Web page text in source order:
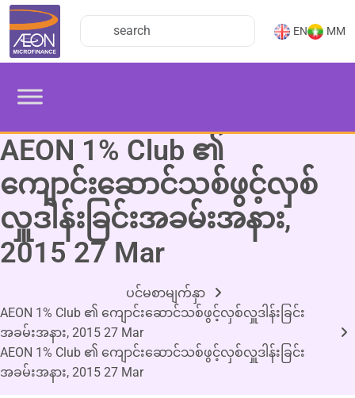
EN MM
AEON 1% Club ၏
ကျောင်းဆောင်သစ်ဖွင့်လှစ်
လှူဒါန်းခြင်းအခမ်းအနား,
2015 27 Mar
ပင်မစာမျက်နှာ
AEON 1% Club ၏ ကျောင်းဆောင်သစ်ဖွင့်လှစ်လှူဒါန်းခြင်း
အခမ်းအနား, 2015 27 Mar
AEON 1% Club ၏ ကျောင်းဆောင်သစ်ဖွင့်လှစ်လှူဒါန်းခြင်း
အခမ်းအနား, 2015 27 Mar